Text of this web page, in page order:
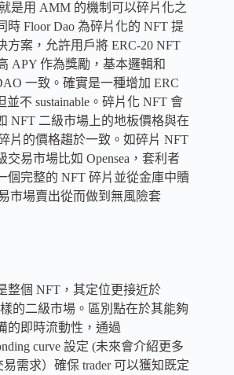
是用 AMM 的機制可以碎片化之
時 Floor Dao 為碎片化的 NFT 提
方案，允許用戶將 ERC-20 NFT
APY 作為獎勵，基本邏輯和
一致。確實是一種增加 ERC
並不 sustainable。碎片化 NFT 會
NFT 二級市場上的地板價格與在
片的價格趨於一致。如碎片 NFT
易市場比如 Opensea，套利者
個完整的 NFT 碎片並從金庫中贖
市場賣出從而做到無風險套
整個 NFT，其定位更接近於
樣的二級市場。區別點在於其能夠
的即時流動性，通過
curve 設定 (未來會介紹更多
需求）確保 trader 可以獲知既定